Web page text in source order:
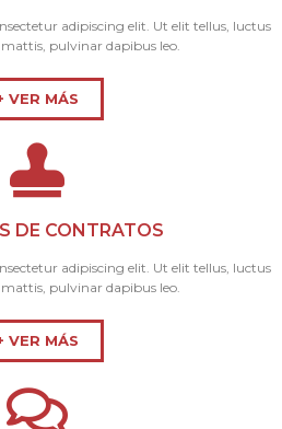
adipiscing elit. Ut elit tellus, luctus
pulvinar dapibus leo.
VER MÁS
DE CONTRATOS
adipiscing elit. Ut elit tellus, luctus
pulvinar dapibus leo.
VER MÁS